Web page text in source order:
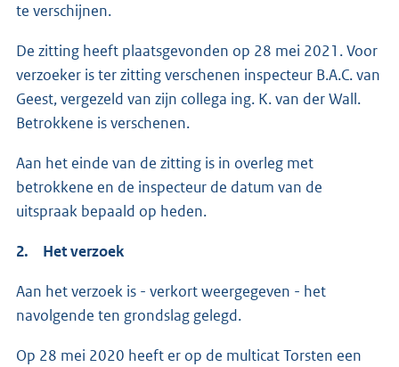
te verschijnen.
De zitting heeft plaatsgevonden op 28 mei 2021. Voor
verzoeker is ter zitting verschenen inspecteur B.A.C. van
Geest, vergezeld van zijn collega ing. K. van der Wall.
Betrokkene is verschenen.
Aan het einde van de zitting is in overleg met
betrokkene en de inspecteur de datum van de
uitspraak bepaald op heden.
2. Het verzoek
Aan het verzoek is - verkort weergegeven - het
navolgende ten grondslag gelegd.
Op 28 mei 2020 heeft er op de multicat Torsten een